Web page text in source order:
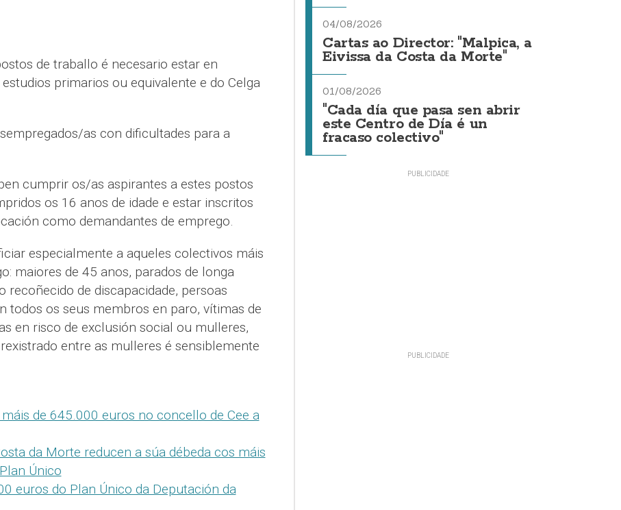
de traballo é necesario estar en
primarios ou equivalente e do Celga
as con dificultades para a
cumprir os/as aspirantes a estes postos
os 16 anos de idade e estar inscritos
como demandantes de emprego.
especialmente a aqueles colectivos máis
maiores de 45 anos, parados de longa
recoñecido de discapacidade, persoas
todos os seus membros en paro, vítimas de
en risco de exclusión social ou mulleres,
entre as mulleres é sensiblemente
de 645.000 euros no concello de Cee a
da Morte reducen a súa débeda cos máis
Único
euros do Plan Único da Deputación da
04/08/2026
Cartas ao Director: "Malpica, a
Eivissa da Costa da Morte"
01/08/2026
"Cada día que pasa sen abrir
este Centro de Día é un
fracaso colectivo"